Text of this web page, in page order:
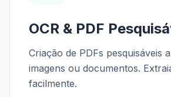
OCR & PDF
Criação de PDFs pesquisáveis
imagens ou documentos.
facilmente.